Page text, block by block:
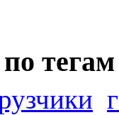
тегам